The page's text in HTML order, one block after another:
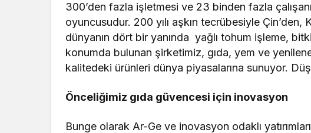
300’den fazla işletmesi ve 23 binden fazla
oyuncusudur. 200 yılı aşkın tecrübesiyle Çin’den,
dünyanın dört bir yanında yağlı tohum işleme,
konumda bulunan şirketimiz, gıda, yem ve
kalitedeki ürünleri dünya piyasalarına sunuyor.
Önceliğimiz gıda güvencesi için inovasyon
Bunge olarak Ar-Ge ve inovasyon odaklı